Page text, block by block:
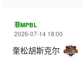
菲MPBL
2026-07-14 18:00
奎松胡斯克尔